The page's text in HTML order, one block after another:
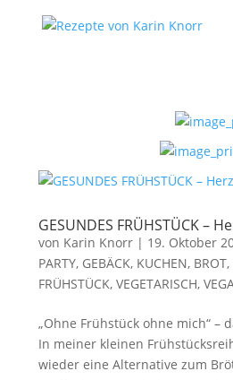
GESUNDES FRÜHSTÜCK –
von Karin Knorr| 19. Oktober
PARTY, GEBÄCK, KUCHEN, BROT,
FRÜHSTÜCK, VEGETARISCH,
„Ohne Frühstück ohne mich“ –
In meiner kleinen
wieder eine Alternative zum